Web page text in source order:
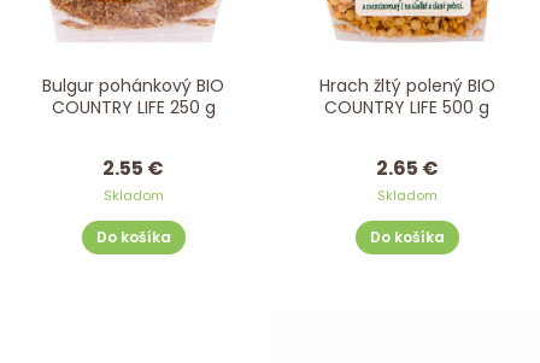
Bulgur pohánkový BIO
COUNTRY LIFE 250 g
2.55 €
Skladom
Do košíka
Hrach žltý polený BIO
COUNTRY LIFE 500 g
2.65 €
Skladom
Do košíka